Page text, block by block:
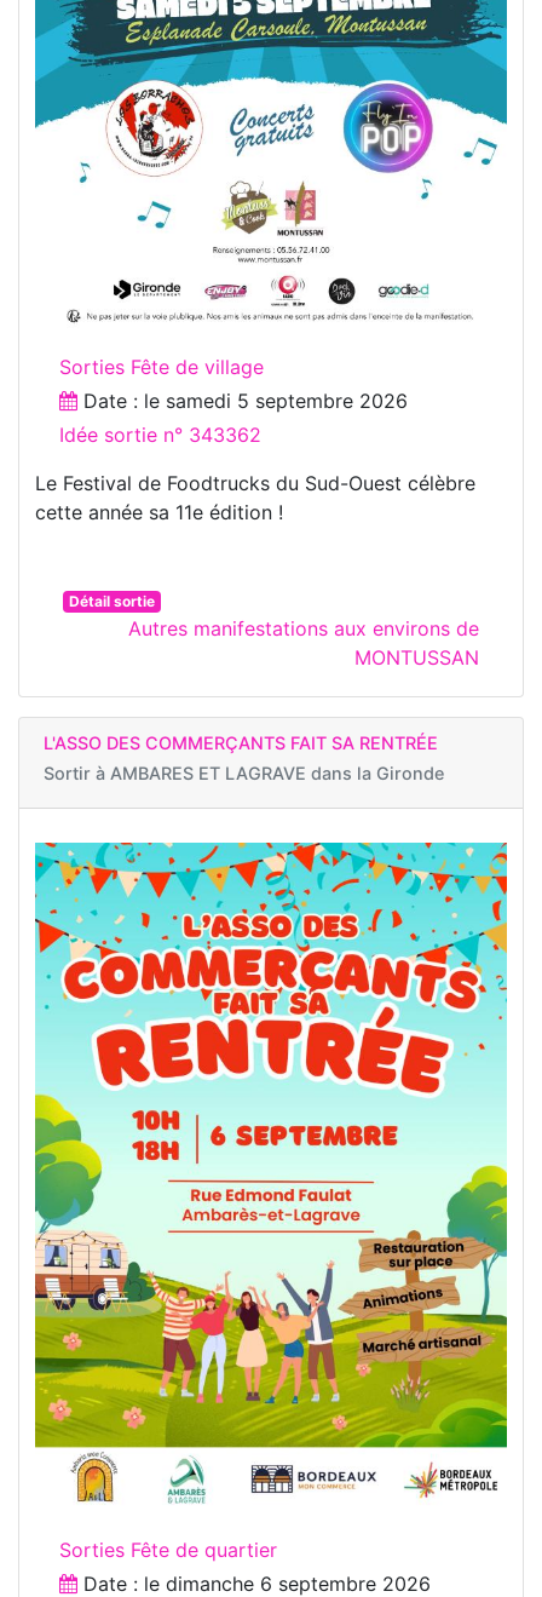
Sorties Fête de village
Date : le samedi 5 septembre 2026
Idée sortie n° 343362
Le Festival de Foodtrucks du Sud-Ouest célèbre
cette année sa 11e édition !
Détail sortie
Autres manifestations aux environs de
MONTUSSAN
L'ASSO DES COMMERÇANTS FAIT SA RENTRÉE
Sortir à AMBARES ET LAGRAVE dans la Gironde
Sorties Fête de quartier
Date : le dimanche 6 septembre 2026